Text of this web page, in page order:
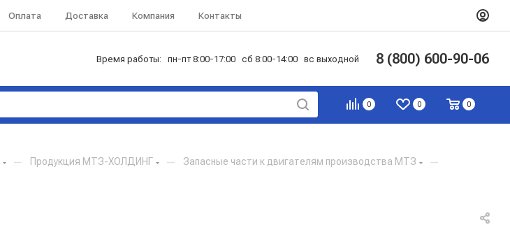
Оплата Доставка Компания Контакты
Время работы: пн-пт 8:00-17:00 сб 8:00-14:00 вс выходной 8 (800) 600-90-06
0 0 0
— Продукция МТЗ-ХОЛДИНГ — Запасные части к двигателям производства МТЗ —